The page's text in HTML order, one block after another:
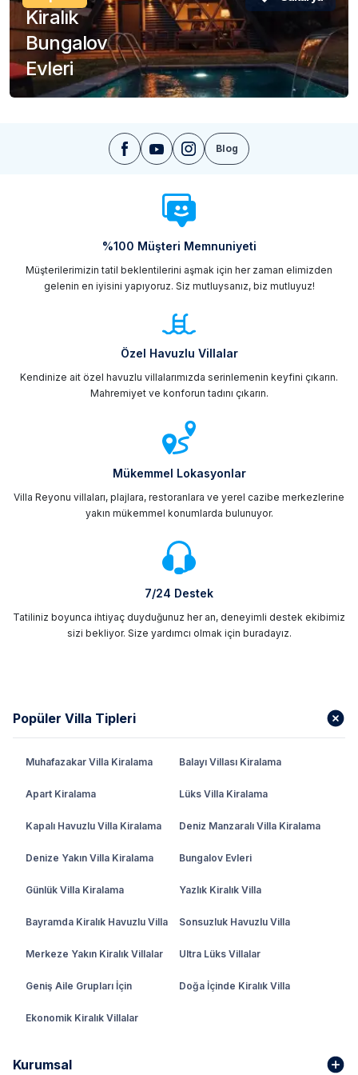
Kiralık
Bungalov
Evleri
Blog
%100 Müşteri Memnuniyeti
Müşterilerimizin tatil beklentilerini aşmak için her zaman elimizden
gelenin en iyisini yapıyoruz. Siz mutluysanız, biz mutluyuz!
Özel Havuzlu Villalar
Kendinize ait özel havuzlu villalarımızda serinlemenin keyfini çıkarın.
Mahremiyet ve konforun tadını çıkarın.
Mükemmel Lokasyonlar
Villa Reyonu villaları, plajlara, restoranlara ve yerel cazibe merkezlerine
yakın mükemmel konumlarda bulunuyor.
7/24 Destek
Tatiliniz boyunca ihtiyaç duyduğunuz her an, deneyimli destek ekibimiz
sizi bekliyor. Size yardımcı olmak için buradayız.
Popüler Villa Tipleri
Muhafazakar Villa Kiralama Balayı Villası Kiralama
Apart Kiralama Lüks Villa Kiralama
Kapalı Havuzlu Villa Kiralama Deniz Manzaralı Villa Kiralama
Denize Yakın Villa Kiralama Bungalov Evleri
Günlük Villa Kiralama Yazlık Kiralık Villa
Bayramda Kiralık Havuzlu Villa Sonsuzluk Havuzlu Villa
Merkeze Yakın Kiralık Villalar Ultra Lüks Villalar
Geniş Aile Grupları İçin Doğa İçinde Kiralık Villa
Ekonomik Kiralık Villalar
Kurumsal